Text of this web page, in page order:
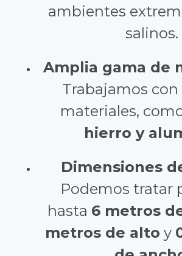
ambientes
salinos.
Amplia gama de
Trabajamos con
materiales,
hierro y
Dimensiones
Podemos tratar
hasta 6 metros
metros de alto y